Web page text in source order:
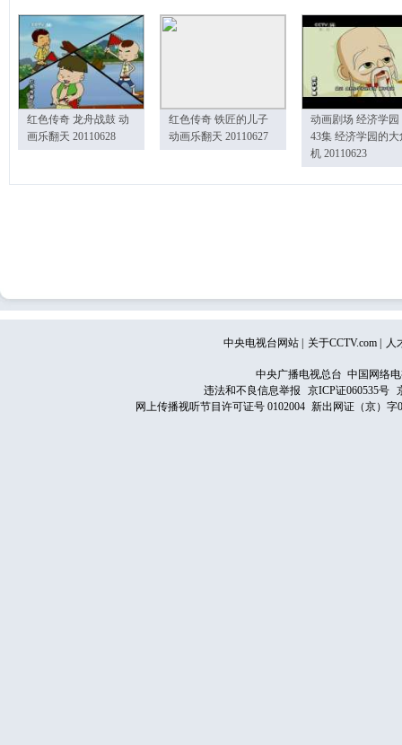
红色传奇 龙舟战鼓 动
画乐翻天 20110628
红色传奇 铁匠的儿子
动画乐翻天 20110627
动画剧场 经济学园
43集 经济学园的大
机 20110623
中央电视台网站 关于CCTV.com 人
中央广播电视总台 中国网络
违法和不良信息举报
京ICP证060535号
网上传播视听节目许可证号 0102004 新出网证（京）